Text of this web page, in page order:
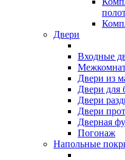
Двери
Входные
Двери из
Двери для
Двери
Двери
Дверная
Погонаж
Напольные